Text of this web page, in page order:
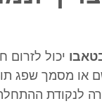
יכול לזרום
או מסמך שפג
לנקודת